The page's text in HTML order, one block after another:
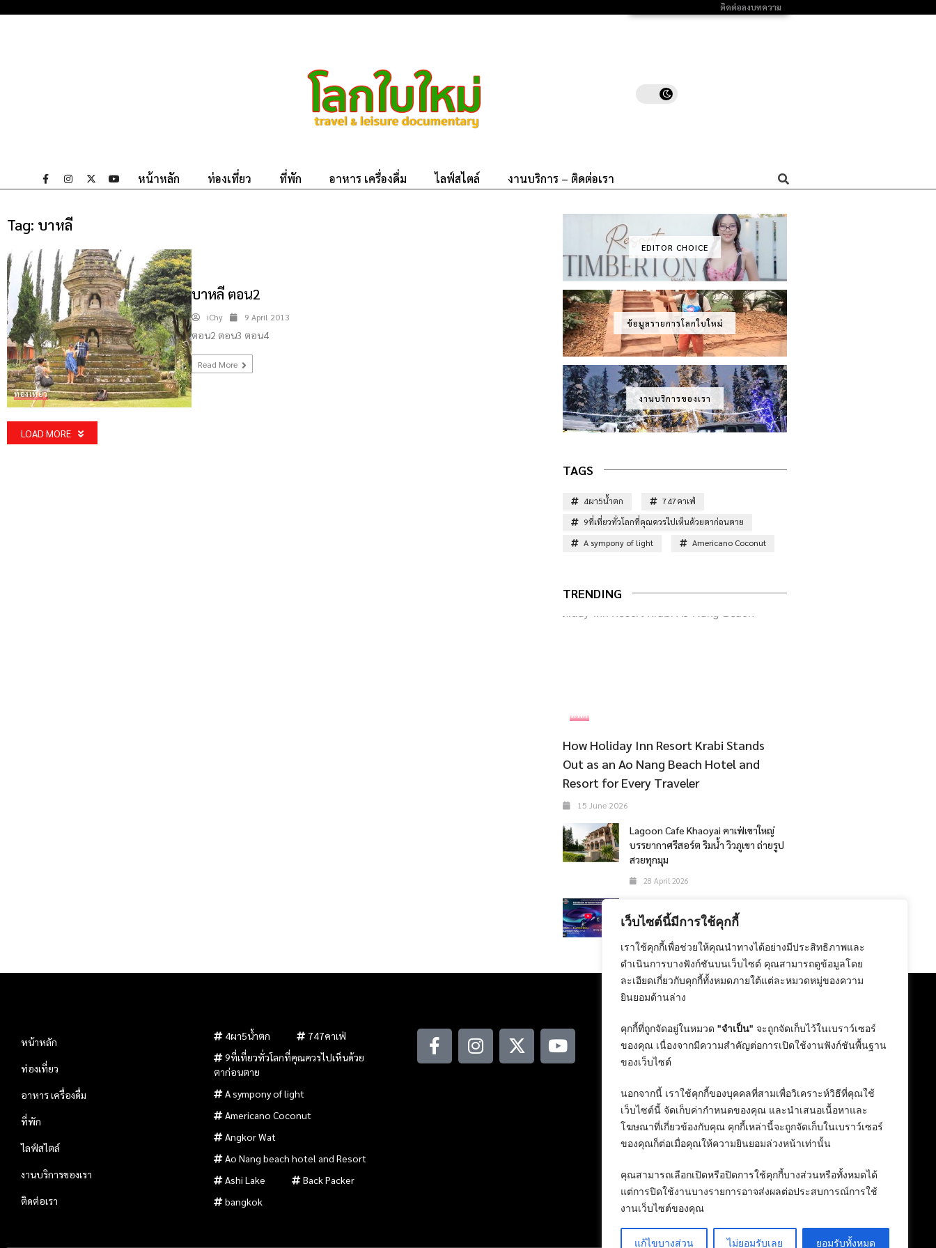
เว็บไซต์นี้มีการใช้คุกกี้
เราใช้คุกกี้เพื่อช่วยให้คุณนำทางได้อย่างมีประสิทธิภาพและ
ดำเนินการบางฟังก์ชันบนเว็บไซต์ คุณสามารถดูข้อมูลโดย
ละเอียดเกี่ยวกับคุกกี้ทั้งหมดภายใต้แต่ละหมวดหมู่ของความ
ยินยอมด้านล่าง
คุกกี้ที่ถูกจัดอยู่ในหมวด "จำเป็น" จะถูกจัดเก็บไว้ในเบราว์เซอร์
ของคุณ เนื่องจากมีความสำคัญต่อการเปิดใช้งานฟังก์ชันพื้นฐาน
ของเว็บไซต์
นอกจากนี้ เราใช้คุกกี้ของบุคคลที่สามเพื่อวิเคราะห์วิธีที่คุณใช้
เว็บไซต์นี้ จัดเก็บค่ากำหนดของคุณ และนำเสนอเนื้อหาและ
โฆษณาที่เกี่ยวข้องกับคุณ คุกกี้เหล่านี้จะถูกจัดเก็บในเบราว์เซอร์
ของคุณก็ต่อเมื่อคุณให้ความยินยอมล่วงหน้าเท่านั้น
คุณสามารถเลือกเปิดหรือปิดการใช้คุกกี้บางส่วนหรือทั้งหมดได้
แต่การปิดใช้งานบางรายการอาจส่งผลต่อประสบการณ์การใช้
งานเว็บไซต์ของคุณ
แก้ไขบางส่วน ไม่ยอมรับเลย ยอมรับทั้งหมด
ติดต่อลงบทความ
หน้าหลัก ท่องเที่ยว ที่พัก อาหาร เครื่องดื่ม ไลฟ์สไตล์ งานบริการ – ติดต่อเรา
Tag: บาหลี
ท่องเที่ยว
บาหลี ตอน2
iChy 9 April 2013
ตอน2 ตอน3 ตอน4
Read More
LOAD MORE
EDITOR CHOICE
ข้อมูลรายการโลกใบใหม่
งานบริการของเรา
TAGS
4ผา5น้ำตก
747คาเฟ่
9ที่เที่ยวทั่วโลกที่คุณควรไปเห็นด้วยตาก่อนตาย
A sympony of light
Americano Coconut
TRENDING
ที่พัก
How Holiday Inn Resort Krabi Stands
Out as an Ao Nang Beach Hotel and
Resort for Every Traveler
15 June 2026
Lagoon Cafe Khaoyai คาเฟ่เขาใหญ่
บรรยากาศรีสอร์ต ริมน้ำ วิวภูเขา ถ่ายรูป
สวยทุกมุม
28 April 2026
Motor Show 2026
24 February 2026
หน้าหลัก
ท่องเที่ยว
อาหาร เครื่องดื่ม
ที่พัก
ไลฟ์สไตล์
งานบริการของเรา
ติดต่อเรา
4ผา5น้ำตก
747คาเฟ่
9ที่เที่ยวทั่วโลกที่คุณควรไปเห็นด้วย
ตาก่อนตาย
A sympony of light
Americano Coconut
Angkor Wat
Ao Nang beach hotel and Resort
Ashi Lake
Back Packer
bangkok